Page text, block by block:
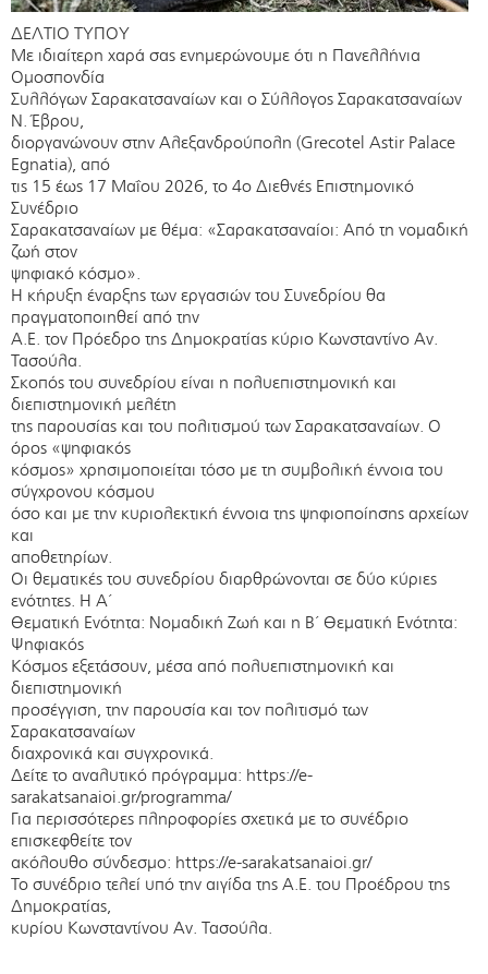
ΔΕΛΤΙΟ ΤΥΠΟΥ
Με ιδιαίτερη χαρά σας ενημερώνουμε ότι η Πανελλήνια
Ομοσπονδία
Συλλόγων Σαρακατσαναίων και ο Σύλλογος Σαρακατσαναίων
Ν. Έβρου,
διοργανώνουν στην Αλεξανδρούπολη (Grecotel Astir Palace
Egnatia), από
τις 15 έως 17 Μαΐου 2026, το 4ο Διεθνές Επιστημονικό
Συνέδριο
Σαρακατσαναίων με θέμα: «Σαρακατσαναίοι: Από τη νομαδική
ζωή στον
ψηφιακό κόσμο».
Η κήρυξη έναρξης των εργασιών του Συνεδρίου θα
πραγματοποιηθεί από την
Α.Ε. τον Πρόεδρο της Δημοκρατίας κύριο Κωνσταντίνο Αν.
Τασούλα.
Σκοπός του συνεδρίου είναι η πολυεπιστημονική και
διεπιστημονική μελέτη
της παρουσίας και του πολιτισμού των Σαρακατσαναίων. Ο
όρος «ψηφιακός
κόσμος» χρησιμοποιείται τόσο με τη συμβολική έννοια του
σύγχρονου κόσμου
όσο και με την κυριολεκτική έννοια της ψηφιοποίησης αρχείων
και
αποθετηρίων.
Οι θεματικές του συνεδρίου διαρθρώνονται σε δύο κύριες
ενότητες. Η Α΄
Θεματική Ενότητα: Νομαδική Ζωή και η Β΄ Θεματική Ενότητα:
Ψηφιακός
Κόσμος εξετάσουν, μέσα από πολυεπιστημονική και
διεπιστημονική
προσέγγιση, την παρουσία και τον πολιτισμό των
Σαρακατσαναίων
διαχρονικά και συγχρονικά.
Δείτε το αναλυτικό πρόγραμμα: https://e-
sarakatsanaioi.gr/programma/
Για περισσότερες πληροφορίες σχετικά με το συνέδριο
επισκεφθείτε τον
ακόλουθο σύνδεσμο: https://e-sarakatsanaioi.gr/
Το συνέδριο τελεί υπό την αιγίδα της Α.Ε. του Προέδρου της
Δημοκρατίας,
κυρίου Κωνσταντίνου Αν. Τασούλα.